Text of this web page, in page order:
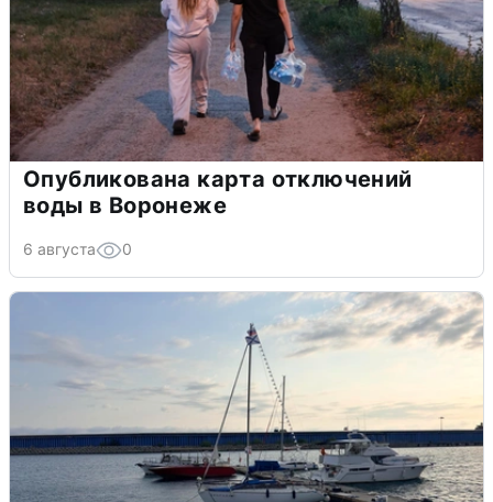
Опубликована карта отключений
воды в Воронеже
6 августа 0